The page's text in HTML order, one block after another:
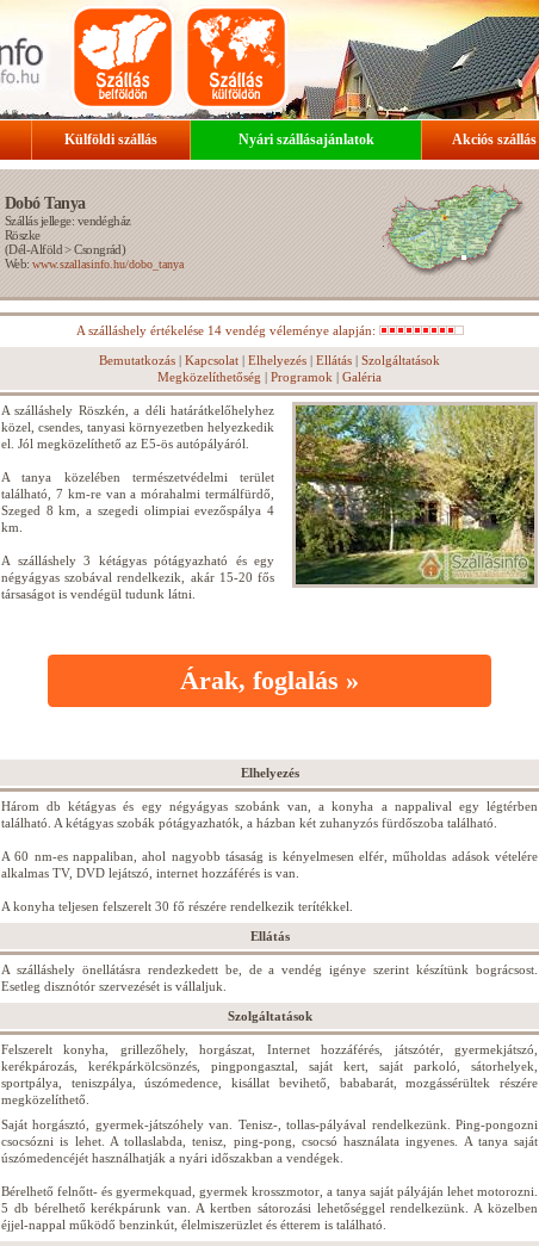
Külföldi szállás Nyári szállásajánlatok Akciós szállás
Dobó Tanya
Szállás jellege: vendégház
Röszke
(Dél-Alföld>Csongrád)
Web:www.szallasinfo.hu/dobo_tanya
A szálláshely értékelése 14 vendég véleménye alapján:
Bemutatkozás | Kapcsolat | Elhelyezés | Ellátás | Szolgáltatások
Megközelíthetőség | Programok | Galéria
A szálláshely Röszkén, a déli határátkelőhelyhez
közel, csendes, tanyasi környezetben helyezkedik
el. Jól megközelíthető az E5-ös autópályáról.
A tanya közelében természetvédelmi terület
található, 7 km-re van a mórahalmi termálfürdő,
Szeged 8 km, a szegedi olimpiai evezőspálya 4
km.
A szálláshely 3 kétágyas pótágyazható és egy
négyágyas szobával rendelkezik, akár 15-20 fős
társaságot is vendégül tudunk látni.
Árak, foglalás »
Elhelyezés
Három db kétágyas és egy négyágyas szobánk van, a konyha a nappalival egy légtérben
található. A kétágyas szobák pótágyazhatók, a házban két zuhanyzós fürdőszoba található.
A 60 nm-es nappaliban, ahol nagyobb tásaság is kényelmesen elfér, műholdas adások vételére
alkalmas TV, DVD lejátszó, internet hozzáférés is van.
A konyha teljesen felszerelt 30 fő részére rendelkezik terítékkel.
Ellátás
A szálláshely önellátásra rendezkedett be, de a vendég igénye szerint készítünk bográcsost.
Esetleg disznótór szervezését is vállaljuk.
Szolgáltatások
Felszerelt konyha, grillezőhely, horgászat, Internet hozzáférés, játszótér, gyermekjátszó,
kerékpározás, kerékpárkölcsönzés, pingpongasztal, saját kert, saját parkoló, sátorhelyek,
sportpálya, teniszpálya, úszómedence, kisállat bevihető, bababarát, mozgássérültek részére
megközelíthető.
Saját horgásztó, gyermek-játszóhely van. Tenisz-, tollas-pályával rendelkezünk. Ping-pongozni
csocsózni is lehet. A tollaslabda, tenisz, ping-pong, csocsó használata ingyenes. A tanya saját
úszómedencéjét használhatják a nyári időszakban a vendégek.
Bérelhető felnőtt- és gyermekquad, gyermek krosszmotor, a tanya saját pályáján lehet motorozni.
5 db bérelhető kerékpárunk van. A kertben sátorozási lehetőséggel rendelkezünk. A közelben
éjjel-nappal működő benzinkút, élelmiszerüzlet és étterem is található.